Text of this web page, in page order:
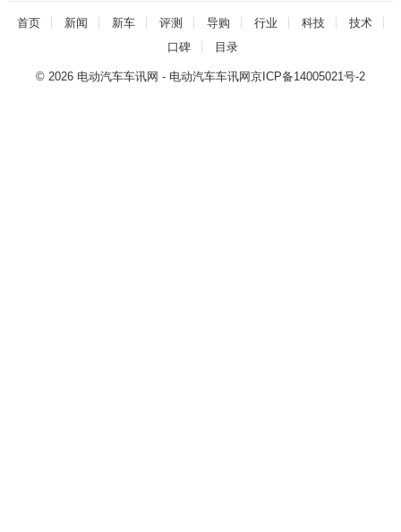
首页 新闻 新车 评测 导购 行业 科技
技术
口碑
目录
© 2026 电动汽车车讯网 - 电动汽车车讯网京ICP备14005021号-2